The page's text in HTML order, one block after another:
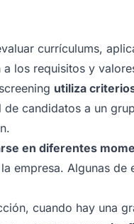
currículums,
los requisitos y
utiliza
candidatos a un
en diferentes
empresa. Algunas de
cuando hay una